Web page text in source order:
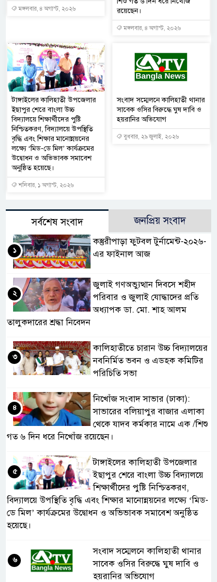
মঙ্গলবার, ৪ অগাস্ট, ২০২৬
রয়েছেন।
মঙ্গলবার, ৪ অগাস্ট, ২০২৬
টাঙ্গাইলের কালিহাতী উপজেলার
ইছাপুর শেরে বাংলা উচ্চ
বিদ্যালয়ে শিক্ষার্থীদের পুষ্টি
নিশ্চিতকরণ, বিদ্যালয়ে উপস্থিতি
বৃদ্ধি এবং শিক্ষার মানোন্নয়নের
লক্ষ্যে ‘মিড-ডে মিল’ কার্যক্রমের
উদ্বোধন ও অভিভাবক সমাবেশ
অনুষ্ঠিত হয়েছে।
শনিবার, ১ অগাস্ট, ২০২৬
সংবাদ সম্মেলনে কালিহাতী থানার
সাবেক ওসির বিরুদ্ধে ঘুষ দাবি ও
হয়রানির অভিযোগ
বুধবার, ২৯ জুলাই, ২০২৬
সর্বশেষ সংবাদ জনপ্রিয় সংবাদ
কস্তুরীপাড়া ফুটবল টুর্নামেন্ট-২০২৬-
এর ফাইনাল আজ
১
জুলাই গণঅভ্যুত্থান দিবসে শহীদ
পরিবার ও জুলাই যোদ্ধাদের প্রতি
অধ্যাপক ডা. মো. শাহ আলম
তালুকদারের শ্রদ্ধা নিবেদন
২
কালিহাতীতে চারান উচ্চ বিদ্যালয়ের
নবনির্মিত ভবন ও এডহক কমিটির
পরিচিতি সভা
৩
নিখোঁজ সংবাদ সাভার (ঢাকা):
সাভারের বলিয়াপুর বাজার এলাকা
থেকে যাদব কর্মকার নামে এক /শিশু
গত ৬ দিন ধরে নিখোঁজ রয়েছেন।
৪
টাঙ্গাইলের কালিহাতী উপজেলার
ইছাপুর শেরে বাংলা উচ্চ বিদ্যালয়ে
শিক্ষার্থীদের পুষ্টি নিশ্চিতকরণ,
বিদ্যালয়ে উপস্থিতি বৃদ্ধি এবং শিক্ষার মানোন্নয়নের লক্ষ্যে ‘মিড-
ডে মিল’ কার্যক্রমের উদ্বোধন ও অভিভাবক সমাবেশ অনুষ্ঠিত
হয়েছে।
৫
সংবাদ সম্মেলনে কালিহাতী থানার
সাবেক ওসির বিরুদ্ধে ঘুষ দাবি ও
হয়রানির অভিযোগ
৬